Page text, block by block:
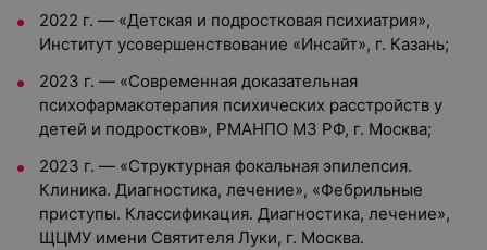
2022 г. — «Детская и подростковая психиатрия»,
Институт усовершенствование «Инсайт», г. Казань;
2023 г. — «Современная доказательная
психофармакотерапия психических расстройств у
детей и подростков», РМАНПО МЗ РФ, г. Москва;
2023 г. — «Структурная фокальная эпилепсия.
Клиника. Диагностика, лечение», «Фебрильные
приступы. Классификация. Диагностика, лечение»,
ЩЦМУ имени Святителя Луки, г. Москва.